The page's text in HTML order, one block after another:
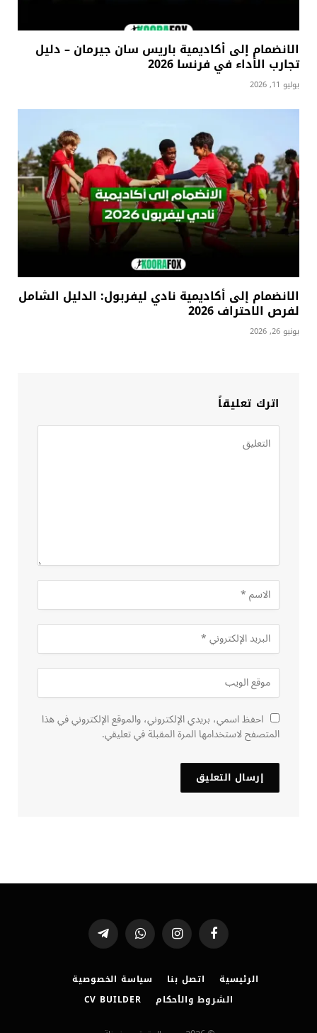
الانضمام إلى أكاديمية باريس سان جيرمان – دليل
تجارب الأداء في فرنسا 2026
يوليو 11, 2026
الانضمام إلى أكاديمية نادي ليفربول: الدليل الشامل
لفرص الاحتراف 2026
يونيو 26, 2026
اترك تعليقاً
احفظ اسمي، بريدي الإلكتروني، والموقع الإلكتروني في هذا
المتصفح لاستخدامها المرة المقبلة في تعليقي.
فيسبوك الانستغرامواتساب تيلقرام
الرئيسية اتصل بنا
سياسة الخصوصية
الشروط والأحكام
CV BUILDER